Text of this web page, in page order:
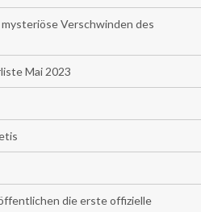
Verschwinden des
Mai 2023
die erste offizielle